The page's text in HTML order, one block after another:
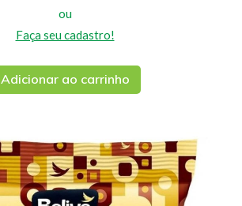
ou
Faça seu cadastro!
Adicionar ao carrinho